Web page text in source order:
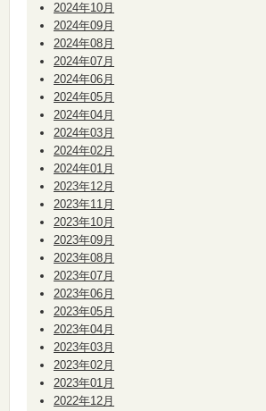
2024年10月
2024年09月
2024年08月
2024年07月
2024年06月
2024年05月
2024年04月
2024年03月
2024年02月
2024年01月
2023年12月
2023年11月
2023年10月
2023年09月
2023年08月
2023年07月
2023年06月
2023年05月
2023年04月
2023年03月
2023年02月
2023年01月
2022年12月